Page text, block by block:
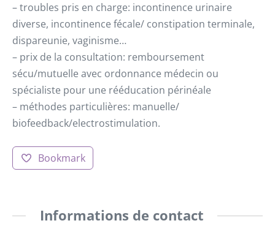
– troubles pris en charge: incontinence urinaire
diverse, incontinence fécale/ constipation terminale,
dispareunie, vaginisme…
– prix de la consultation: remboursement
sécu/mutuelle avec ordonnance médecin ou
spécialiste pour une rééducation périnéale
– méthodes particulières: manuelle/
biofeedback/electrostimulation.
Bookmark
Informations de contact